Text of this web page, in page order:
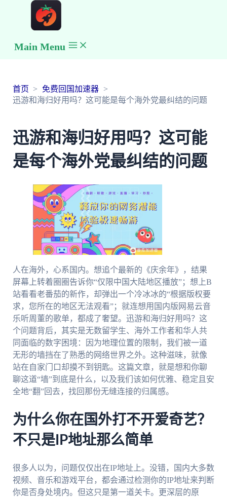
Main Menu
首页
免费回国加速器
迅游和海归好用吗？这可能是每个海外党最纠结的问题
迅游和海归好用吗？这可能
是每个海外党最纠结的问题
人在海外，心系国内。想追个最新的《庆余年》，结果
屏幕上转着圈圈告诉你“仅限中国大陆地区播放”；想上B
站看看老番茄的新作，却弹出一个冷冰冰的“根据版权要
求，您所在的地区无法观看”；就连想用国内版网易云音
乐听周董的歌单，都成了奢望。迅游和海归好用吗？这
个问题背后，其实是无数留学生、海外工作者和华人共
同面临的数字困境：因为地理位置的限制，我们被一道
无形的墙挡在了熟悉的网络世界之外。这种滋味，就像
站在自家门口却摸不到钥匙。这篇文章，就是想和你聊
聊这道“墙”到底是什么，以及我们该如何优雅、稳定且安
全地“翻”回去，找回那份无缝连接的归属感。
为什么你在国外打不开爱奇艺？
不只是IP地址那么简单
很多人以为，问题仅仅出在IP地址上。没错，国内大多数
视频、音乐和游戏平台，都会通过检测你的IP地址来判断
你是否身处境内。但这只是第一道关卡。更深层的原